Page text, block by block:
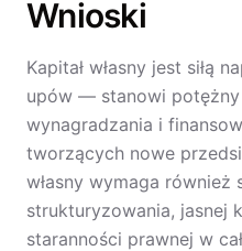
Wnioski
Kapitał własny jest siłą
upów — stanowi
wynagradzania i
tworzących nowe
własny wymaga również
strukturyzowania, jasnej
staranności prawnej w